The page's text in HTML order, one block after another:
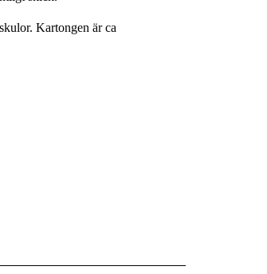
Kartongen är ca